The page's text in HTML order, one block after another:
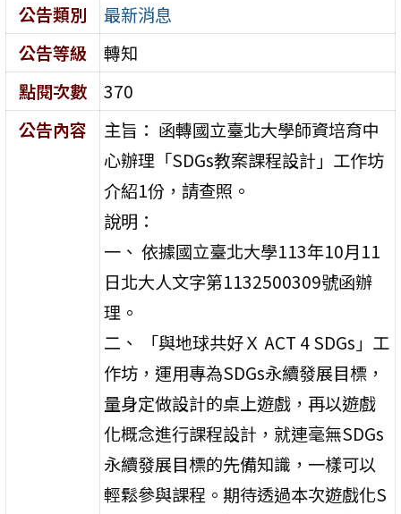
公告類別
最新消息
公告等級
轉知
點閱次數
370
公告內容
主旨： 函轉國立臺北大學師資培育中
心辦理「SDGs教案課程設計」工作坊
介紹1份，請查照。
說明：
一、 依據國立臺北大學113年10月11
日北大人文字第1132500309號函辦
理。
二、 「與地球共好Ｘ ACT 4 SDGs」工
作坊，運用專為SDGs永續發展目標，
量身定做設計的桌上遊戲，再以遊戲
化概念進行課程設計，就連毫無SDGs
永續發展目標的先備知識，一樣可以
輕鬆參與課程。期待透過本次遊戲化S